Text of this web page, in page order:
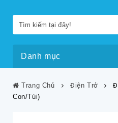
Danh mục
Trang Chủ Điện Trở
Con/túi)